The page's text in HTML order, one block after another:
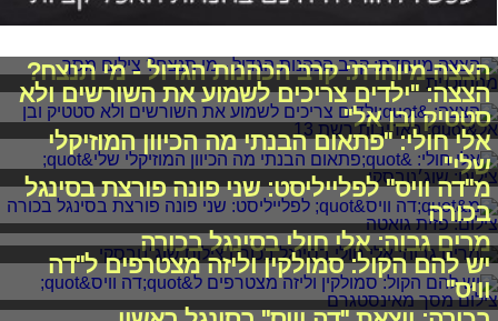
הצצה מיוחדת: קרב הכהנות הגדול - מי תנצח?
הצצה: "ילדים צריכים לשמוע את השורשים ולא
סטטיק ובן אל"
אלי חולי: "פתאום הבנתי מה הכיוון המוזיקלי
שלי"
מ"דה וויס" לפלייליסט: שני פונה פורצת בסינגל
בכורה
מרים גבוה: אלי חולי בסינגל בכורה
יש להם הקול: סמולקין וליזה מצטרפים ל"דה
וויס"